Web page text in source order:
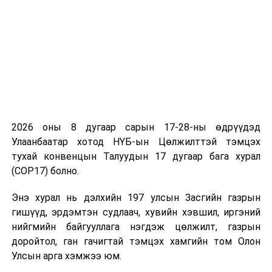
эрхтэйгээр ШУТИС-ийн Мэдээлэл холбоо
технологийн сургуулийн “Түвшин Электроникс”, “HICH
TECH” гэсэн хоёр багаа оролцуулж байна.
Тэмцээний шүүгчийн зөвлөлд манай улсаас хоёр,
Япон, Вьетнам, Хонконгоос тус бүр нэг, талбайн
шүүгчээр Монголоос 10, Япон, Хонконгоос тус бүр нэг
хүн ажиллана.
2026 оны 8 дугаар сарын 17-28-ны өдрүүдэд
Улаанбаатар хотод НҮБ-ын Цөлжилттэй тэмцэх
тухай конвенцын Талуудын 17 дугаар бага хурал
(COP17) болно.
Энэ хурал нь дэлхийн 197 улсын Засгийн газрын
гишүүд, эрдэмтэн судлаач, хувийн хэвшил, иргэний
нийгмийн байгууллага нэгдэж цөлжилт, газрын
доройтол, ган гачигтай тэмцэх хамгийн том Олон
Улсын арга хэмжээ юм.